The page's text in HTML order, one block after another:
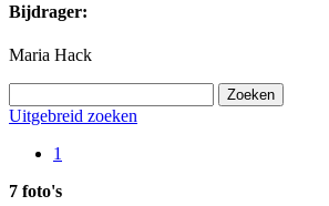
Bijdrager:
Maria Hack
Uitgebreid zoeken
1
7 foto's